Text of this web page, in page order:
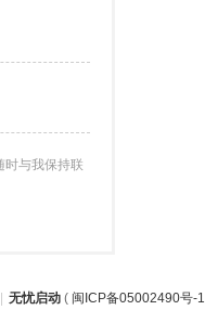
时与我保持联
无忧启动 ( 闽ICP备05002490号-1